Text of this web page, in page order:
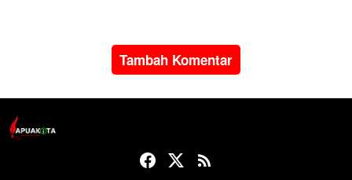
Tambah Komentar